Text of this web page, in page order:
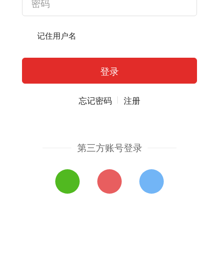
记住用户名
忘记密码 注册
第三方账号登录